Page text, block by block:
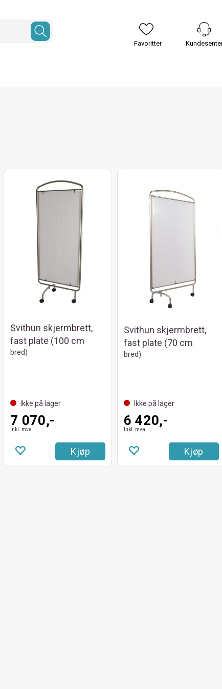
Svithun skjermbrett,
fast plate (100 cm
bred)
Ikke på lager
7 070,-
Inkl. mva
Kjøp
Svithun skjermbrett,
fast plate (70 cm
bred)
Ikke på lager
6 420,-
Inkl. mva
Kjøp